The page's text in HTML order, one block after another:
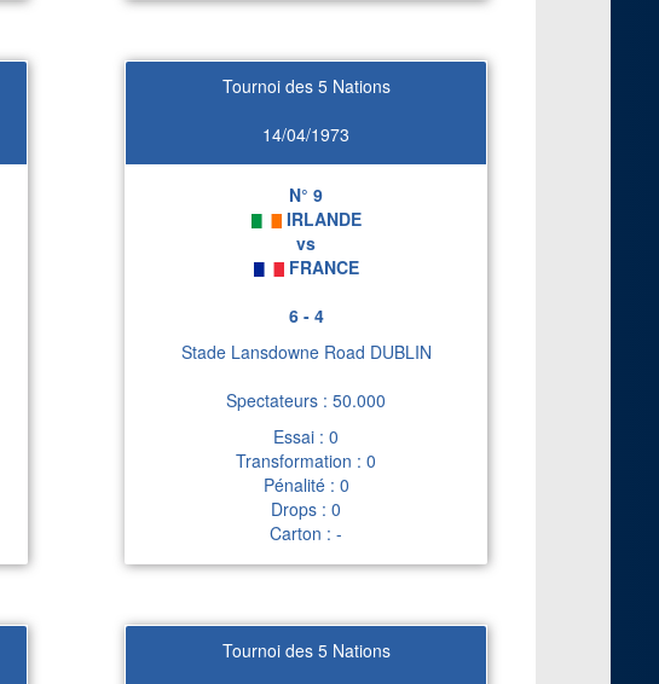
Tournoi des 5 Nations
14/04/1973
N° 9
IRLANDE
vs
FRANCE
6 - 4
Stade Lansdowne Road DUBLIN
Spectateurs : 50.000
Essai : 0
Transformation : 0
Pénalité : 0
Drops : 0
Carton : -
Tournoi des 5 Nations